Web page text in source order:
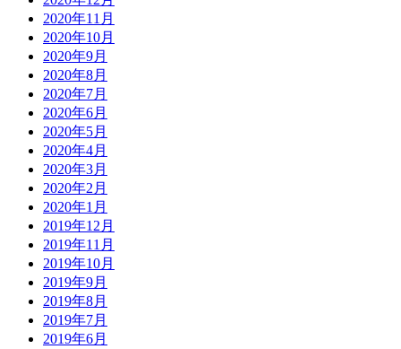
2020年11月
2020年10月
2020年9月
2020年8月
2020年7月
2020年6月
2020年5月
2020年4月
2020年3月
2020年2月
2020年1月
2019年12月
2019年11月
2019年10月
2019年9月
2019年8月
2019年7月
2019年6月